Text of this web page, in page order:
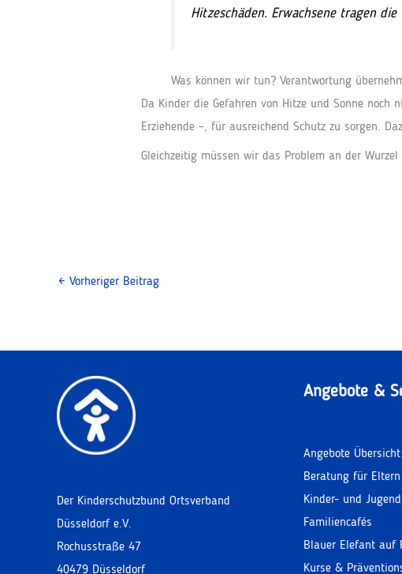
Hitzeschäden. Erwachsene tragen
Was können wir tun? Verantwortung
Da Kinder die Gefahren von Hitze und Sonne
Erziehende –, für ausreichend Schutz zu sorgen.
Gleichzeitig müssen wir das Problem an der
← Vorheriger Beitrag
Der Kinderschutzbund Ortsverband
Düsseldorf e.V.
Rochusstraße 47
40479 Düsseldorf
Angebote &
Angebote Übersicht
Beratung für Eltern
Kinder- und
Familiencafés
Blauer Elefant auf
Kurse &